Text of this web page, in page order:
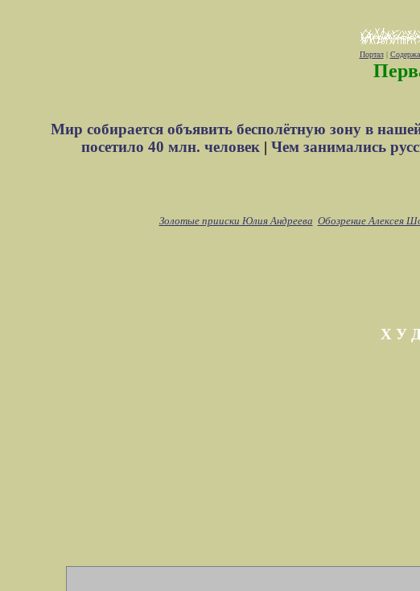
Портал|
Мир собирается объявить бесполётную зону в
посетило 40 млн. человек| Чем занимались
Золотые прииски Юлия Андреева Обозрение Алексея
Х У